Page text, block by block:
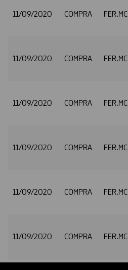
11/09/2020 COMPRA FER.MC
11/09/2020 COMPRA FER.MC
11/09/2020 COMPRA FER.MC
11/09/2020 COMPRA FER.MC
11/09/2020 COMPRA FER.MC
11/09/2020 COMPRA FER.MC